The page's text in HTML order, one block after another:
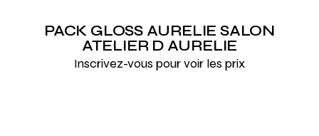
PACK GLOSS AURELIE SALON
ATELIER D AURELIE
Inscrivez-vous pour voir les prix